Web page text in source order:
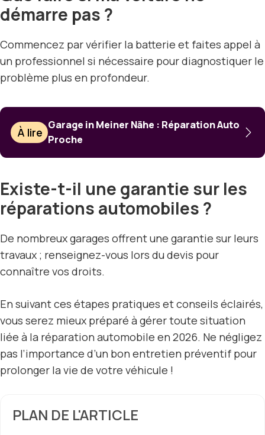
démarre pas ?
Commencez par vérifier la batterie et faites appel à
un professionnel si nécessaire pour diagnostiquer le
problème plus en profondeur.
À lire
Garage in Meiner Nähe : Réparation Auto
Proche
Existe-t-il une garantie sur les
réparations automobiles ?
De nombreux garages offrent une garantie sur leurs
travaux ; renseignez-vous lors du devis pour
connaître vos droits.
En suivant ces étapes pratiques et conseils éclairés,
vous serez mieux préparé à gérer toute situation
liée à la réparation automobile en 2026. Ne négligez
pas l’importance d’un bon entretien préventif pour
prolonger la vie de votre véhicule !
PLAN DE L'ARTICLE